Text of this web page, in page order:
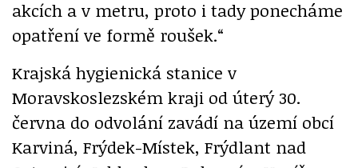
akcích a v metru, proto i tady ponecháme
opatření ve formě roušek.“
Krajská hygienická stanice v
Moravskoslezském kraji od úterý 30.
června do odvolání zavádí na území obcí
Karviná, Frýdek-Místek, Frýdlant nad